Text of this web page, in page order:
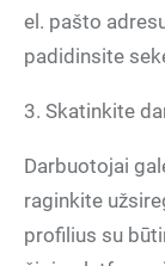
el. pašto
padidinsite
3. Skatinkite
Darbuotojai
raginkite
profilius su